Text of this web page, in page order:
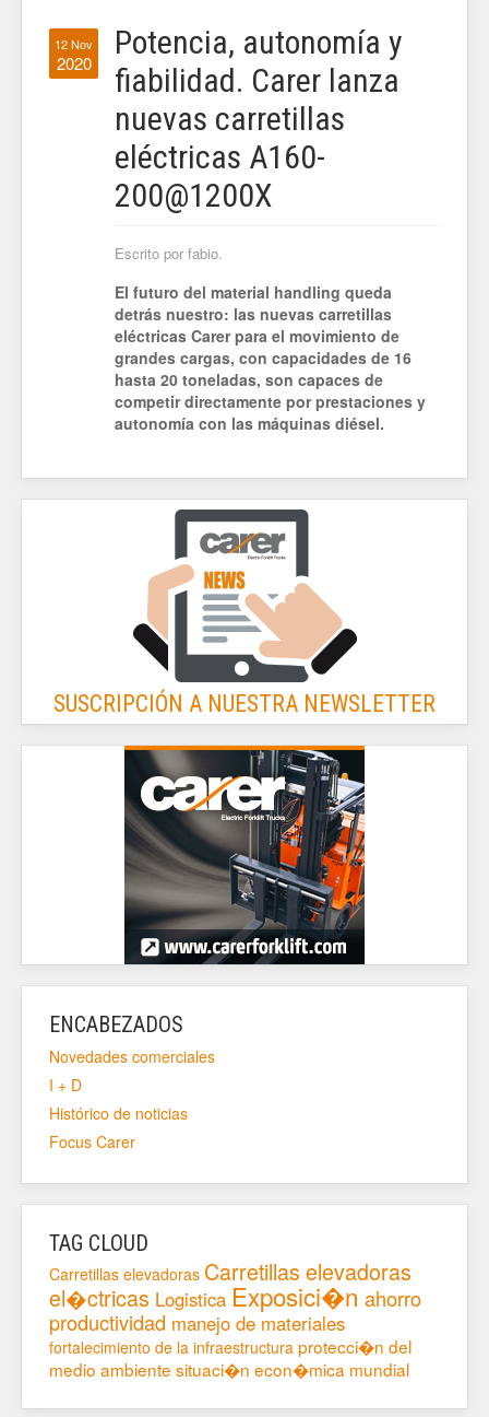
12 Nov
2020
Potencia, autonomía y
fiabilidad. Carer lanza
nuevas carretillas
eléctricas A160-
200@1200X
Escrito por fabio.
El futuro del material handling queda
detrás nuestro: las nuevas carretillas
eléctricas Carer para el movimiento de
grandes cargas, con capacidades de 16
hasta 20 toneladas, son capaces de
competir directamente por prestaciones y
autonomía con las máquinas diésel.
SUSCRIPCIÓN A NUESTRA NEWSLETTER
ENCABEZADOS
Novedades comerciales
I + D
Histórico de noticias
Focus Carer
TAG CLOUD
Carretillas elevadoras Carretillas elevadoras
el�ctricas Logistica Exposici�n ahorro
productividad manejo de materiales
fortalecimiento de la infraestructura protecci�n del
medio ambiente situaci�n econ�mica mundial